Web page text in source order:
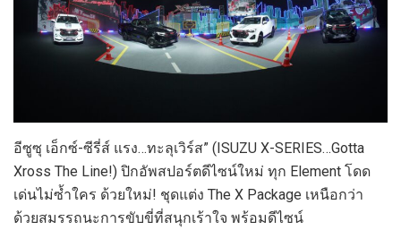
อีซูซุ เอ็กซ์-ซีรี่ส์ แรง…ทะลุเวิร์ส” (ISUZU X-SERIES…Gotta
Xross The Line!) ปิกอัพสปอร์ตดีไซน์ใหม่ ทุก Element โดด
เด่นไม่ซ้ำใคร ด้วยใหม่! ชุดแต่ง The X Package เหนือกว่า
ด้วยสมรรถนะการขับขี่ที่สนุกเร้าใจ พร้อมดีไซน์